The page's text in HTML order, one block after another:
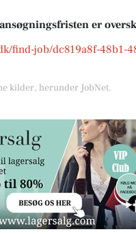
er
find-job/dc819a8f-48b1-
kilder, herunder JobNet.